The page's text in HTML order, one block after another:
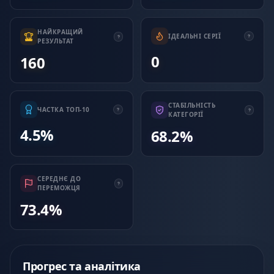
НАЙКРАЩИЙ
РЕЗУЛЬТАТ
160
ІДЕАЛЬНІ СЕРІЇ
0
ЧАСТКА ТОП-10
4.5%
СТАБІЛЬНІСТЬ
КАТЕГОРІЇ
68.2%
СЕРЕДНЄ ДО
ПЕРЕМОЖЦЯ
73.4%
Прогрес та аналітика